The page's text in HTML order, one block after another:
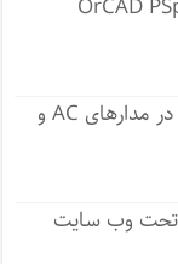
انواع اپتوکوپلر و کاربردهای آنها در مدارهای AC و
تحت وب سایت